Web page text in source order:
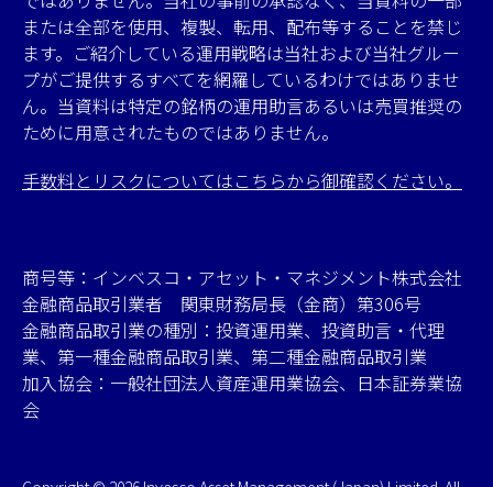
または全部を使用、複製、転用、配布等することを禁じ
ます。ご紹介している運用戦略は当社および当社グルー
プがご提供するすべてを網羅しているわけではありませ
ん。当資料は特定の銘柄の運用助言あるいは売買推奨の
ために用意されたものではありません。
手数料とリスクについてはこちらから御確認ください。
商号等：インベスコ・アセット・マネジメント株式会社
金融商品取引業者 関東財務局長（金商）第306号
金融商品取引業の種別：投資運用業、投資助言・代理
業、第一種金融商品取引業、第二種金融商品取引業
加入協会：一般社団法人資産運用業協会、日本証券業協
会